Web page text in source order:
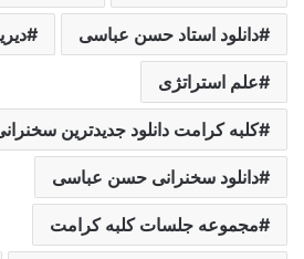
دانلود استاد حسن عباسی
علم استراتژی
کلبه کرامت دانلود جدیدترین
دانلود سخنرانی حسن عباسی
مجموعه جلسات کلبه کرامت